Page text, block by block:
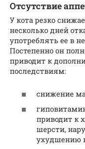
Отсутствие
У кота резко
несколько дней
употреблять ее в
Постепенно он
приводит к
последствиям:
снижение
приводит к
шерсти,
ухудшению